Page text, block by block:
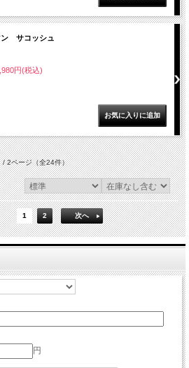
ン サコッシュ
円(税込)
/ 2ページ（全24件）
1 2 次へ
円